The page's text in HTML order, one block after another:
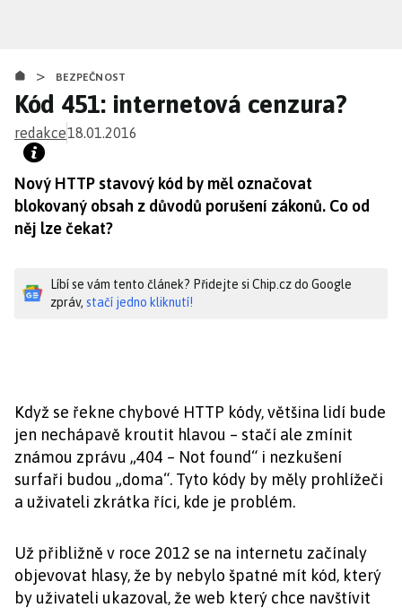
obsahu
> BEZPEČNOST
Kód 451: internetová cenzura?
redakce18.01.2016
Nový HTTP stavový kód by měl označovat
blokovaný obsah z důvodů porušení zákonů. Co od
něj lze čekat?
Líbí se vám tento článek? Přidejte si Chip.cz do Google
zpráv, stačí jedno kliknutí!
Když se řekne chybové HTTP kódy, většina lidí bude
jen nechápavě kroutit hlavou – stačí ale zmínit
známou zprávu „404 – Not found“ i nezkušení
surfaři budou „doma“. Tyto kódy by měly prohlížeči
a uživateli zkrátka říci, kde je problém.
Už přibližně v roce 2012 se na internetu začínaly
objevovat hlasy, že by nebylo špatné mít kód, který
by uživateli ukazoval, že web který chce navštívit